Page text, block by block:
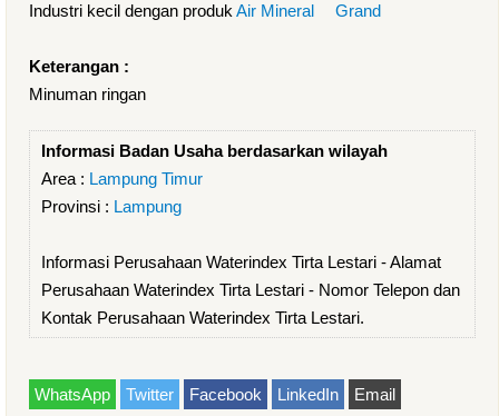
Industri kecil dengan produk Air Mineral Grand
Keterangan :
Minuman ringan
Informasi Badan Usaha berdasarkan wilayah
Area : Lampung Timur
Provinsi : Lampung
Informasi Perusahaan Waterindex Tirta Lestari - Alamat
Perusahaan Waterindex Tirta Lestari - Nomor Telepon dan
Kontak Perusahaan Waterindex Tirta Lestari.
WhatsApp Twitter Facebook LinkedIn Email